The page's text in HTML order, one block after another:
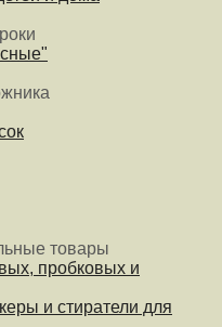
товары
пробковых и
и стиратели для